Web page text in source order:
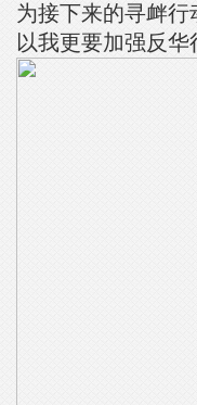
为接下来的寻衅行
以我更要加强反华